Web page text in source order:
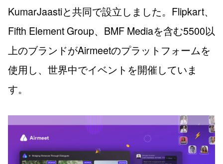
KumarJaastiと共同で設立しました。Flipkart、
Fifth Element Group、BMF Mediaを含む5500以
上のブランドがAirmeetのプラットフォームを
使用し、世界中でイベントを開催していま
す。